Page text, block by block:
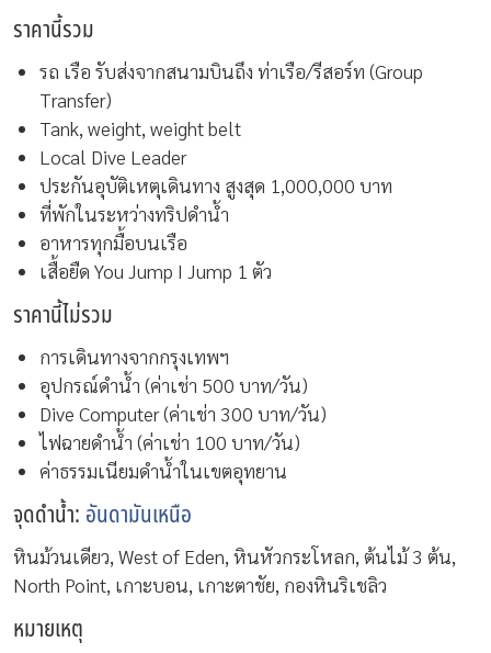
ราคานี้รวม
รถ เรือ รับส่งจากสนามบินถึง ท่าเรือ/รีสอร์ท (Group
Transfer)
Tank, weight, weight belt
Local Dive Leader
ประกันอุบัติเหตุเดินทาง สูงสุด 1,000,000 บาท
ที่พักในระหว่างทริปดำน้ำ
อาหารทุกมื้อบนเรือ
เสื้อยืด You Jump I Jump 1 ตัว
ราคานี้ไม่รวม
การเดินทางจากกรุงเทพฯ
อุปกรณ์ดำน้ำ (ค่าเช่า 500 บาท/วัน)
Dive Computer (ค่าเช่า 300 บาท/วัน)
ไฟฉายดำน้ำ (ค่าเช่า 100 บาท/วัน)
ค่าธรรมเนียมดำน้ำในเขตอุทยาน
จุดดำน้ำ: อันดามันเหนือ
หินม้วนเดียว, West of Eden, หินหัวกระโหลก, ต้นไม้ 3 ต้น,
North Point, เกาะบอน, เกาะตาชัย, กองหินริเชลิว
หมายเหตุ